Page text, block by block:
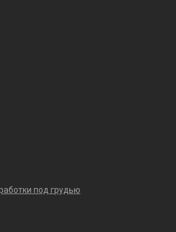
под грудью